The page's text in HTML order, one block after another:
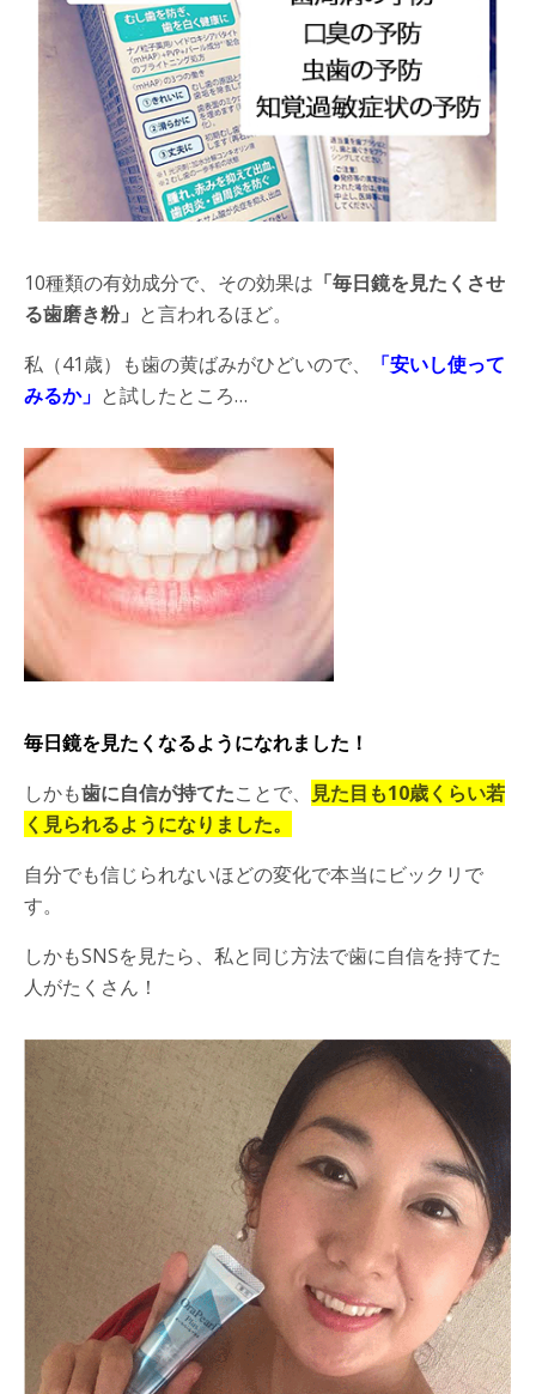
10種類の有効成分で、その効果は 「毎日鏡を見たくさせ
る歯磨き粉」 と言われるほど。
私（41歳）も歯の黄ばみがひどいので、
「安いし使って
みるか」 と試したところ…
毎日鏡を見たくなるようになれました！
しかも歯に自信が持てたことで、 見た目も10歳くらい若
く見られるようになりました。
自分でも信じられないほどの変化で本当にビックリで
す。
しかもSNSを見たら、私と同じ方法で歯に自信を持てた
人がたくさん！